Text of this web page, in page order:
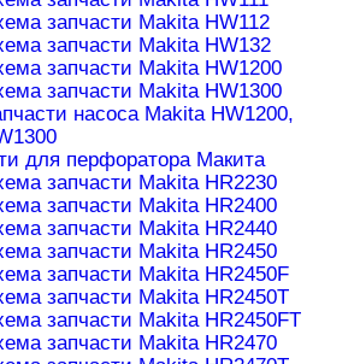
запчасти Makita HW112
запчасти Makita HW132
запчасти Makita HW1200
запчасти Makita HW1300
насоса Makita HW1200,
для перфоратора Макита
запчасти Makita HR2230
запчасти Makita HR2400
запчасти Makita HR2440
запчасти Makita HR2450
запчасти Makita HR2450F
запчасти Makita HR2450T
запчасти Makita HR2450FT
запчасти Makita HR2470